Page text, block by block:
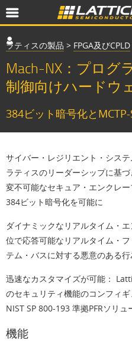
ラティスの製品 > FPGA及びCPLD
Mach-NX：プログ
制御向けハードウ
384ビット暗号化と
サイバー・レジリエント・シス
ラティスのリーダーシップに基
変不可能なセキュア・エンクレ
384ビット暗号化を可能に
ダイナミックなリアルタイム・
位で応答可能なリアルタイム・
テム・バスに対する悪意のある
迅速なカスタマイズが可能 ：
のセキュリティ機能のコンフィ
NIST SP 800-193 準拠PFRソリュ
機能